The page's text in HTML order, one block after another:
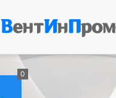
ВентИнПром
0